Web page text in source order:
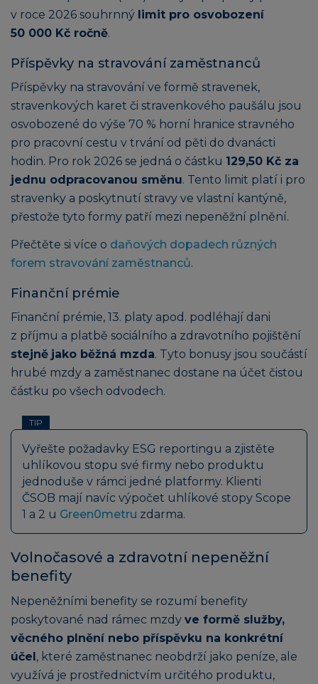
v roce 2026 souhrnný limit pro osvobození
50 000 Kč ročně.
Příspěvky na stravování zaměstnanců
Příspěvky na stravování ve formě stravenek,
stravenkových karet či stravenkového paušálu jsou
osvobozené do výše 70 % horní hranice stravného
pro pracovní cestu v trvání od pěti do dvanácti
hodin. Pro rok 2026 se jedná o částku 129,50 Kč za
jednu odpracovanou směnu. Tento limit platí i pro
stravenky a poskytnutí stravy ve vlastní kantýně,
přestože tyto formy patří mezi nepeněžní plnění.
Přečtěte si více o daňových dopadech různých
forem stravování zaměstnanců.
Finanční prémie
Finanční prémie, 13. platy apod. podléhají dani
z příjmu a platbě sociálního a zdravotního pojištění
stejně jako běžná mzda. Tyto bonusy jsou součástí
hrubé mzdy a zaměstnanec dostane na účet čistou
částku po všech odvodech.
TIP
Vyřešte požadavky ESG reportingu a zjistěte
uhlíkovou stopu své firmy nebo produktu
jednoduše v rámci jedné platformy. Klienti
ČSOB mají navíc výpočet uhlíkové stopy Scope
1 a 2 u Green0metru zdarma.
Volnočasové a zdravotní nepeněžní
benefity
Nepeněžními benefity se rozumí benefity
poskytované nad rámec mzdy ve formě služby,
věcného plnění nebo příspěvku na konkrétní
účel , které zaměstnanec neobdrží jako peníze, ale
využívá je prostřednictvím určitého produktu,